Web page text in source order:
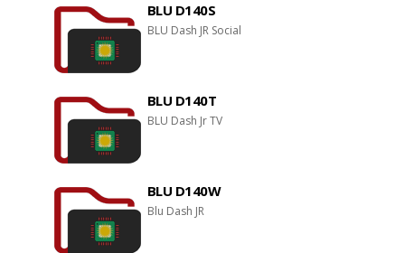
BLU D140S
BLU Dash JR Social
BLU D140T
BLU Dash Jr TV
BLU D140W
Blu Dash JR